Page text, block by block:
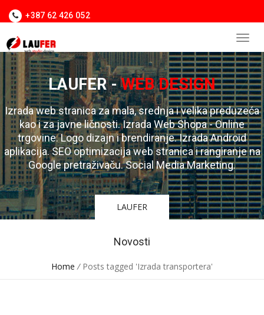
+387 62 426 052
LAUFER -WEB DESIGN
Izrada web stranica za mala, srednja i velika preduzeća
kao i za javne ličnosti. Izrada Web Shopa - Online
trgovine. Logo dizajn i brendiranje. Izrada Android
aplikacija. SEO optimizacija web stranica i rangiranje na
Google pretraživaču. Social Media Marketing.
LAUFER
Novosti
Home /Posts tagged 'Izrada transportera'